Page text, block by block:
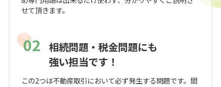
せて頂きます。
02 相続問題・税金問題にも
強い担当です！
この2つは不動産取引において必ず発生する問題です。間